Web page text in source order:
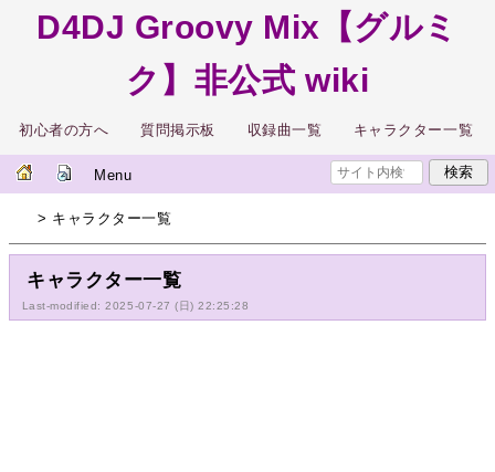
D4DJ Groovy Mix【グルミ
ク】非公式 wiki
初心者の方へ 質問掲示板 収録曲一覧 キャラクター一覧
Menu
> キャラクター一覧
キャラクター一覧
Last-modified: 2025-07-27 (日) 22:25:28